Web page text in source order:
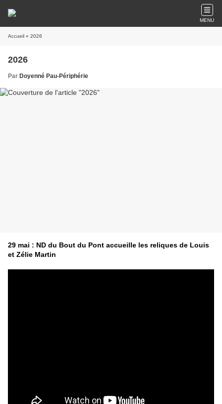
MENU
Accueil » 2026
2026
Par Doyenné Pau-Périphérie
29 mai : ND du Bout du Pont accueille les reliques de Louis
et Zélie Martin